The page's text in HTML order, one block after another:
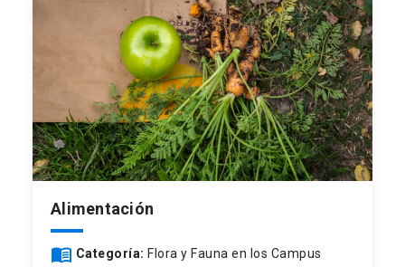
Alimentación
menu_book Categoría: Flora y Fauna en los Campus